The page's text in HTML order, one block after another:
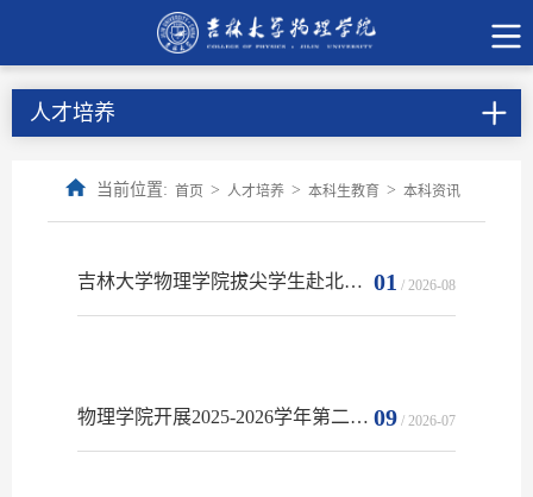
人才培养
当前位置: 首页 > 人才培养 > 本科生教育 > 本科资讯
01 / 2026-08
吉林大学物理学院拔尖学生赴北京、兰州暑期实践活动圆满完成
09 / 2026-07
物理学院开展2025-2026学年第二学期期末考试巡考工作